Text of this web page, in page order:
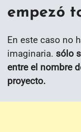
empezó
En este caso no
imaginaria. sólo
entre el nombre
proyecto.